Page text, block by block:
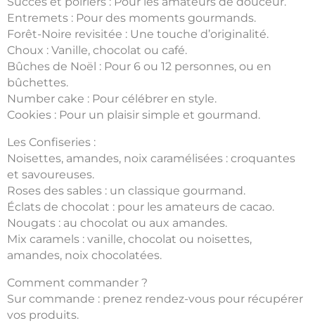
Entremets : Pour des moments gourmands.
Forêt-Noire revisitée : Une touche d’originalité.
Choux : Vanille, chocolat ou café.
Bûches de Noël : Pour 6 ou 12 personnes, ou en
bûchettes.
Number cake : Pour célébrer en style.
Cookies : Pour un plaisir simple et gourmand.
Les Confiseries :
Noisettes, amandes, noix caramélisées : croquantes
et savoureuses.
Roses des sables : un classique gourmand.
Éclats de chocolat : pour les amateurs de cacao.
Nougats : au chocolat ou aux amandes.
Mix caramels : vanille, chocolat ou noisettes,
amandes, noix chocolatées.
Comment commander ?
Sur commande : prenez rendez-vous pour récupérer
vos produits.